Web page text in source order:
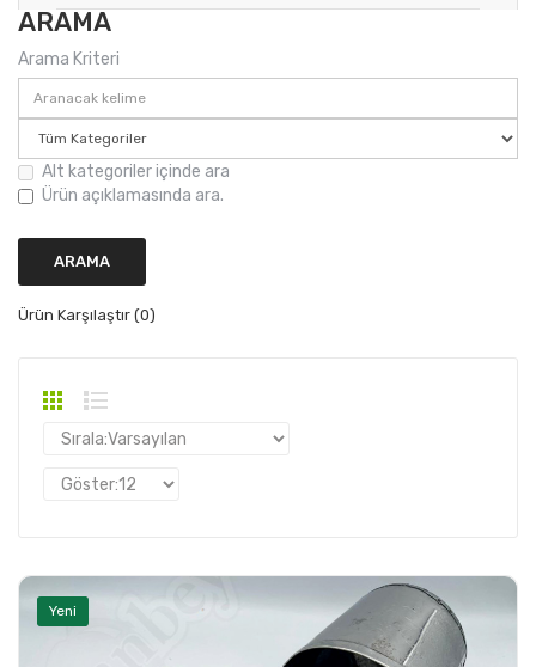
ARAMA
Arama Kriteri
Alt kategoriler içinde ara
Ürün açıklamasında ara.
Ürün Karşılaştır (0)
Yeni